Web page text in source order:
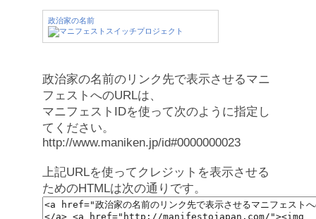
政治家の名前
政治家の名前のリンク先で表示させるマニ
フェストへのURLは、
マニフェストIDを使って次のように指定し
てください。
http://www.maniken.jp/id#0000000023
上記URLを使ってクレジットを表示させる
ためのHTMLは次の通りです。